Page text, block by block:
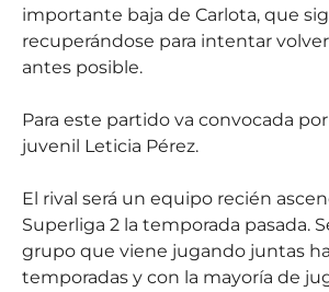
importante baja de Carlota, que
recuperándose para intentar
antes posible.
Para este partido va convocada
juvenil Leticia Pérez.
El rival será un equipo recién
Superliga 2 la temporada pasada.
grupo que viene jugando juntas
temporadas y con la mayoría de